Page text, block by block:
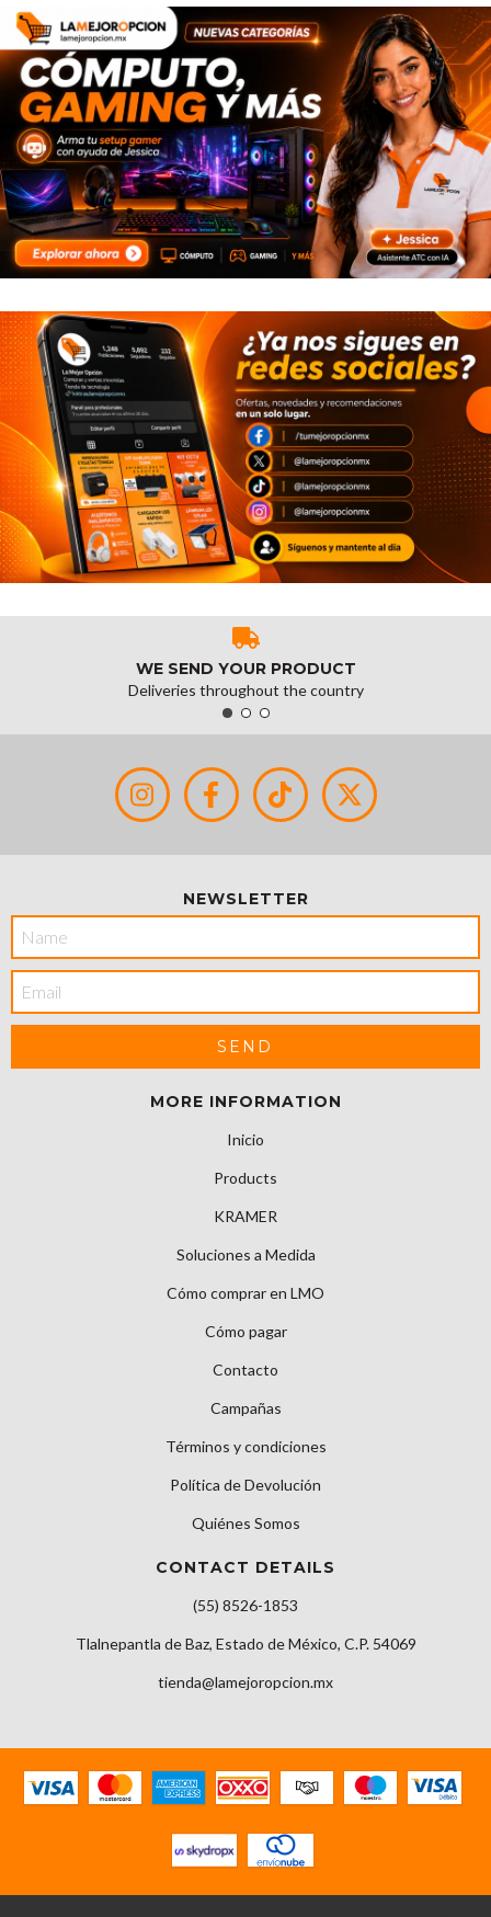
WE SEND YOUR PRODUCT
Deliveries throughout the country
NEWSLETTER
MORE INFORMATION
Inicio
Products
KRAMER
Soluciones a Medida
Cómo comprar en LMO
Cómo pagar
Contacto
Campañas
Términos y condiciones
Política de Devolución
Quiénes Somos
CONTACT DETAILS
(55) 8526-1853
Tlalnepantla de Baz, Estado de México, C.P. 54069
tienda@lamejoropcion.mx